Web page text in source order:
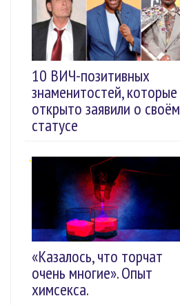
10 ВИЧ-позитивных
знаменитостей, которые
открыто заявили о своём
статусе
«Казалось, что торчат
очень многие». Опыт
химсекса.